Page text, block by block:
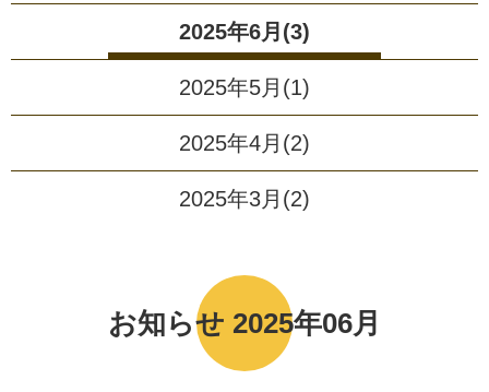
お知らせ 2025年06月
2025年6月(3)
2025年5月(1)
2025年4月(2)
2025年3月(2)